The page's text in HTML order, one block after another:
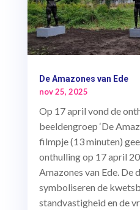
De Amazones van Ede
nov 25, 2025
Op 17 april vond de
beeldengroep ‘De
filmpje (13 minuten)
onthulling op 17 april
Amazones van Ede. De
symboliseren de
standvastigheid en de